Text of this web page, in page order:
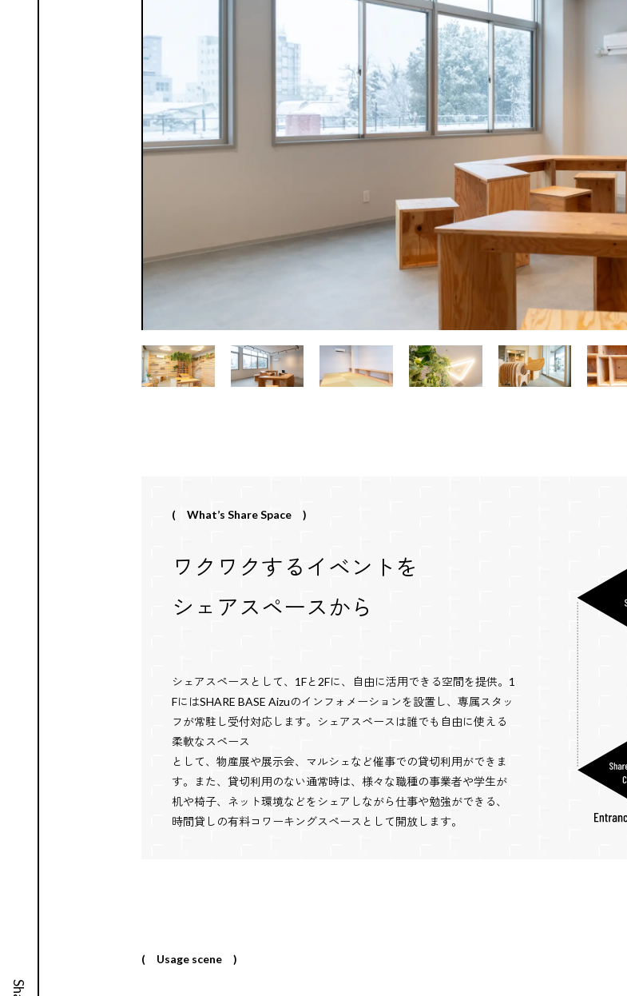
( What’s Share Space )
ワクワクするイベントを
シェアスペースから
シェアスペースとして、1Fと2Fに、自由に活用できる空間を提供。1
FにはSHARE BASE Aizuのインフォメーションを設置し、専属スタッ
フが常駐し受付対応します。シェアスペースは誰でも自由に使える
柔軟なスペース
として、物産展や展示会、マルシェなど催事での貸切利用ができま
す。また、貸切利用のない通常時は、様々な職種の事業者や学生が
机や椅子、ネット環境などをシェアしながら仕事や勉強ができる、
時間貸しの有料コワーキングスペースとして開放します。
( Usage scene )